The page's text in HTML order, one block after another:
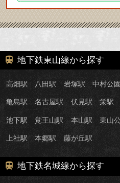
地下鉄東山線から探す
高畑駅 八田駅 岩塚駅 中村公
亀島駅 名古屋駅 伏見駅 栄駅
池下駅 覚王山駅 本山駅 東山
上社駅 本郷駅 藤が丘駅
地下鉄名城線から探す